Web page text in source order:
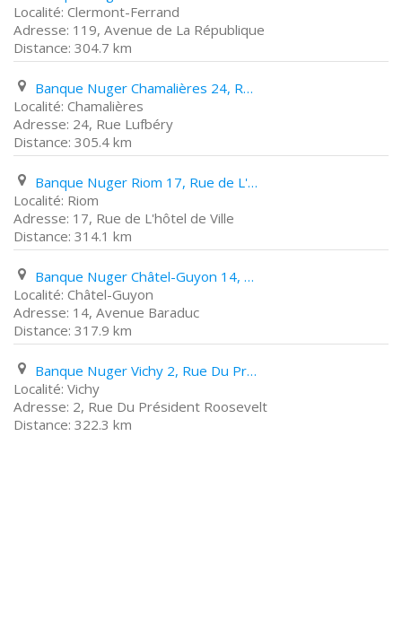
Clermont-Ferrand
119, Avenue de La République
304.7 km
Banque Nuger Chamalières 24, Rue Lufbéry
Chamalières
24, Rue Lufbéry
305.4 km
Banque Nuger Riom 17, Rue de L'hôtel de Ville
Riom
17, Rue de L'hôtel de Ville
314.1 km
Banque Nuger Châtel-Guyon 14, Avenue Baraduc
Châtel-Guyon
14, Avenue Baraduc
317.9 km
Banque Nuger Vichy 2, Rue Du Président Roosevelt
Vichy
2, Rue Du Président Roosevelt
322.3 km